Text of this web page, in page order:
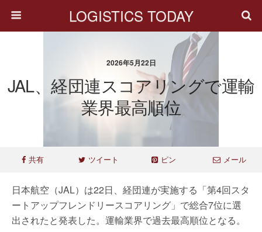
LOGISTICS TODAY
2026年5月22日
JAL、経団連スコアリングで運輸
業界最高順位
共有 ツイート ピン メール
日本航空（JAL）は22日、経団連が実施する「第4回スタ
ートアップフレンドリースコアリング」で総合7位に選
出されたと発表した。運輸業界で過去最高順位となる。